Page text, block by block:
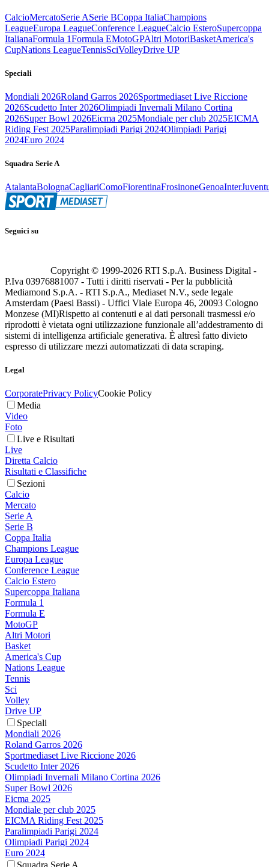
CalcioMercatoSerie ASerie BCoppa ItaliaChampions
LeagueEuropa LeagueConference LeagueCalcio EsteroSupercoppa
ItalianaFormula 1Formula EMotoGPAltri MotoriBasketAmerica's
CupNations LeagueTennisSciVolleyDrive UP
Speciali
Mondiali 2026Roland Garros 2026Sportmediaset Live Riccione
2026Scudetto Inter 2026Olimpiadi Invernali Milano Cortina
2026Super Bowl 2026Eicma 2025Mondiale per club 2025EICMA
Riding Fest 2025Paralimpiadi Parigi 2024Olimpiadi Parigi
2024Euro 2024
Squadra Serie A
AtalantaBolognaCagliariComoFiorentinaFrosinoneGenoaInter
Seguici su
Copyright © 1999-2026 RTI S.p.A. Business Digital -
P.Iva 03976881007 - Tutti i diritti riservati - Per la pubblicità
Mediamond S.p.A. - RTI S.p.A., Mediaset N.V., sede legale
Amsterdam (Paesi Bassi) - Uffici Viale Europa 46, 20093 Cologno
Monzese (MI)Rispetto ai contenuti e ai dati personali trasmessi e/o
riprodotti è vietata ogni utilizzazione funzionale all’addestramento di
sistemi di intelligenza artificiale generativa. È altresì fatto divieto
espresso di utilizzare mezzi automatizzati di data scraping.
Legal
CorporatePrivacy PolicyCookie Policy
Media
Video
Foto
Live e Risultati
Live
Diretta Calcio
Risultati e Classifiche
Sezioni
Calcio
Mercato
Serie A
Serie B
Coppa Italia
Champions League
Europa League
Conference League
Calcio Estero
Supercoppa Italiana
Formula 1
Formula E
MotoGP
Altri Motori
Basket
America's Cup
Nations League
Tennis
Sci
Volley
Drive UP
Speciali
Mondiali 2026
Roland Garros 2026
Sportmediaset Live Riccione 2026
Scudetto Inter 2026
Olimpiadi Invernali Milano Cortina 2026
Super Bowl 2026
Eicma 2025
Mondiale per club 2025
EICMA Riding Fest 2025
Paralimpiadi Parigi 2024
Olimpiadi Parigi 2024
Euro 2024
Squadra Serie A